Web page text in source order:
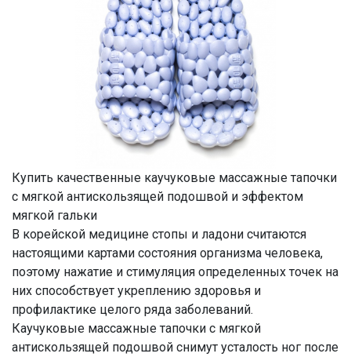
Купить качественные каучуковые массажные тапочки
с мягкой антискользящей подошвой и эффектом
мягкой гальки
В корейской медицине стопы и ладони считаются
настоящими картами состояния организма человека,
поэтому нажатие и стимуляция определенных точек на
них способствует укреплению здоровья и
профилактике целого ряда заболеваний.
Каучуковые массажные тапочки с мягкой
антискользящей подошвой снимут усталость ног после